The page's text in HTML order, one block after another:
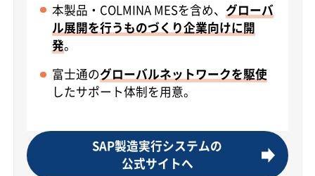
本製品・COLMINA MESを含め、グローバ
ル展開を行うものづくり企業向けに開
発。
富士通のグローバルネットワークを駆使
したサポート体制を用意。
SAP製造実行システムの
公式サイトへ